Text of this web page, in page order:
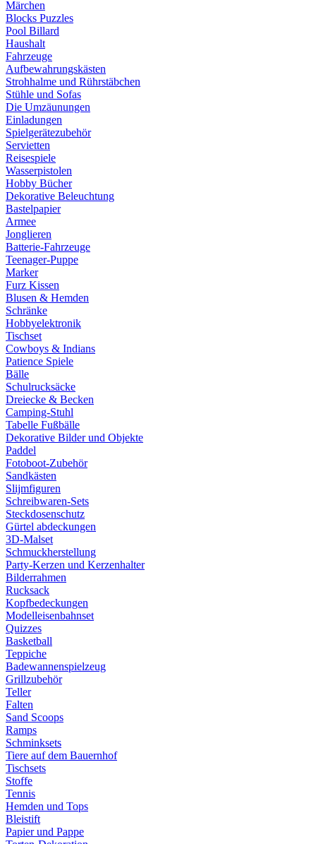
Märchen
Blocks Puzzles
Pool Billard
Haushalt
Fahrzeuge
Aufbewahrungskästen
Strohhalme und Rührstäbchen
Stühle und Sofas
Die Umzäunungen
Einladungen
Spielgerätezubehör
Servietten
Reisespiele
Wasserpistolen
Hobby Bücher
Dekorative Beleuchtung
Bastelpapier
Armee
Jonglieren
Batterie-Fahrzeuge
Teenager-Puppe
Marker
Furz Kissen
Blusen & Hemden
Schränke
Hobbyelektronik
Tischset
Cowboys & Indians
Patience Spiele
Bälle
Schulrucksäcke
Dreiecke & Becken
Camping-Stuhl
Tabelle Fußbälle
Dekorative Bilder und Objekte
Paddel
Fotoboot-Zubehör
Sandkästen
Slijmfiguren
Schreibwaren-Sets
Steckdosenschutz
Gürtel abdeckungen
3D-Malset
Schmuckherstellung
Party-Kerzen und Kerzenhalter
Bilderrahmen
Rucksack
Kopfbedeckungen
Modelleisenbahnset
Quizzes
Basketball
Teppiche
Badewannenspielzeug
Grillzubehör
Teller
Falten
Sand Scoops
Ramps
Schminksets
Tiere auf dem Bauernhof
Tischsets
Stoffe
Tennis
Hemden und Tops
Bleistift
Papier und Pappe